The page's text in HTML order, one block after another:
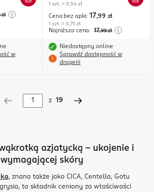
zł
w
1 szt. = 0,54 zł
Cena bez apki: 17,99 zł
1 szt. = 0,75 zł
Najniższa cena: 17,99 zł
Niedostępny online
Sprawdź dostępność w
drogerii
z 19
azjatycką – ukojenie i
skóry
, znana także jako CICA, Centella, Gotu
to składnik ceniony za właściwości